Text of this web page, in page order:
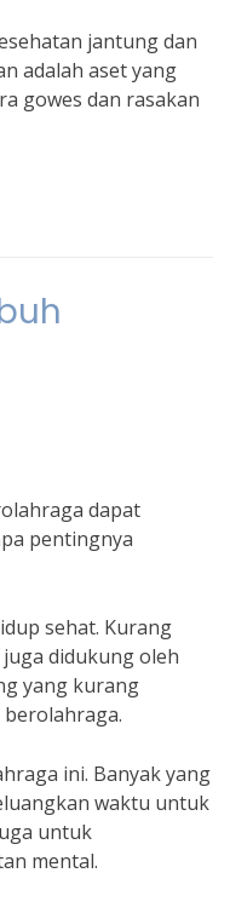
jantung dan
adalah aset yang
gowes dan rasakan
dapat
pentingnya
sehat. Kurang
didukung oleh
yang kurang
ini. Banyak yang
waktu untuk
untuk
mental.